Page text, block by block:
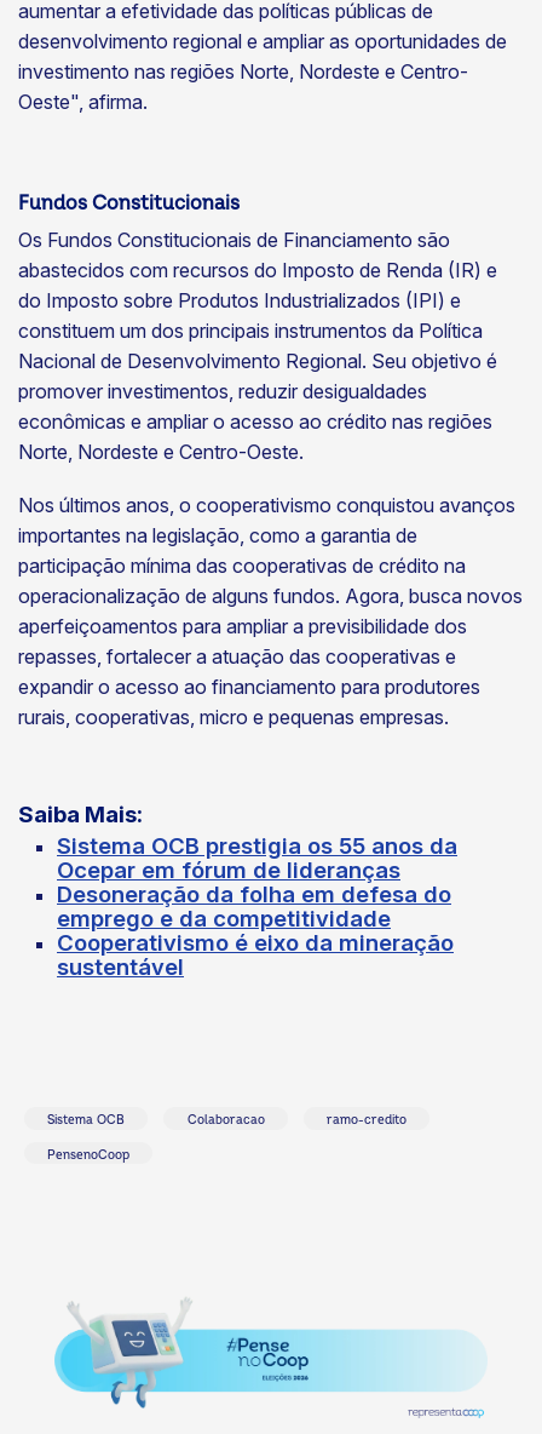
aumentar a efetividade das políticas públicas de
desenvolvimento regional e ampliar as oportunidades de
investimento nas regiões Norte, Nordeste e Centro-
Oeste", afirma.
Fundos Constitucionais
Os Fundos Constitucionais de Financiamento são
abastecidos com recursos do Imposto de Renda (IR) e
do Imposto sobre Produtos Industrializados (IPI) e
constituem um dos principais instrumentos da Política
Nacional de Desenvolvimento Regional. Seu objetivo é
promover investimentos, reduzir desigualdades
econômicas e ampliar o acesso ao crédito nas regiões
Norte, Nordeste e Centro-Oeste.
Nos últimos anos, o cooperativismo conquistou avanços
importantes na legislação, como a garantia de
participação mínima das cooperativas de crédito na
operacionalização de alguns fundos. Agora, busca novos
aperfeiçoamentos para ampliar a previsibilidade dos
repasses, fortalecer a atuação das cooperativas e
expandir o acesso ao financiamento para produtores
rurais, cooperativas, micro e pequenas empresas.
Saiba Mais:
Sistema OCB prestigia os 55 anos da
Ocepar em fórum de lideranças
Desoneração da folha em defesa do
emprego e da competitividade
Cooperativismo é eixo da mineração
sustentável
Sistema OCB Colaboracao ramo-credito
PensenoCoop